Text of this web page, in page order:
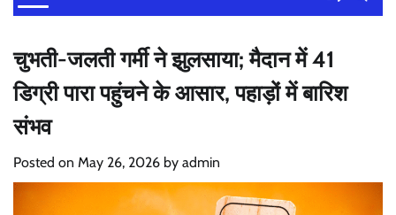
चुभती-जलती गर्मी ने झुलसाया; मैदान में 41
डिग्री पारा पहुंचने के आसार, पहाड़ों में बारिश
संभव
Posted on May 26, 2026 by admin